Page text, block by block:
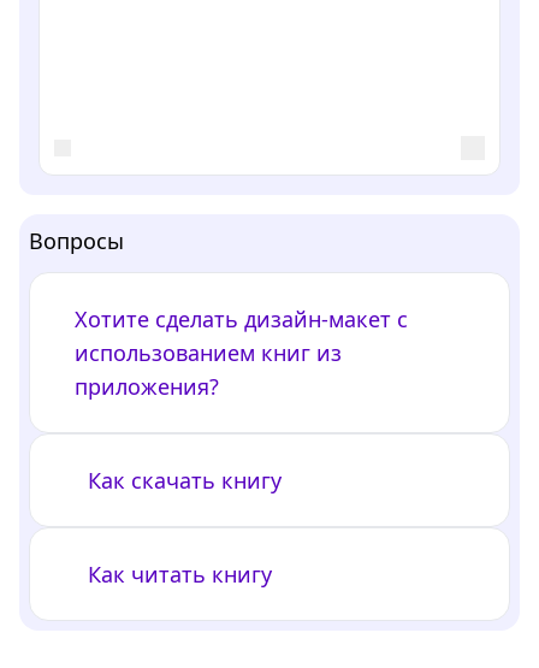
Вопросы
Хотите сделать дизайн-макет с
использованием книг из
приложения?
Как скачать книгу
Как читать книгу